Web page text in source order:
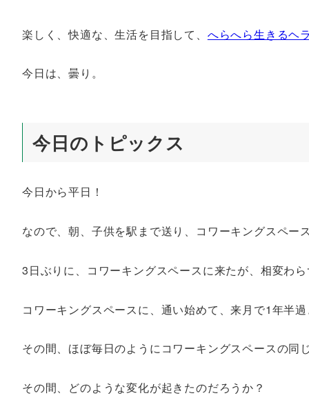
楽しく、快適な、生活を目指して、 へらへら生きるヘ
今日は、曇り。
今日のトピックス
今日から平日！
なので、朝、子供を駅まで送り、コワーキングスペー
3日ぶりに、コワーキングスペースに来たが、相変わ
コワーキングスペースに、通い始めて、来月で1年半
その間、ほぼ毎日のようにコワーキングスペースの同
その間、どのような変化が起きたのだろうか？